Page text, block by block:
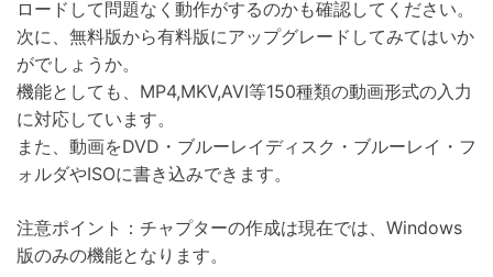
ロードして問題なく動作がするのかも確認してください。
次に、無料版から有料版にアップグレードしてみてはいか
がでしょうか。
機能としても、MP4,MKV,AVI等150種類の動画形式の入力
に対応しています。
また、動画をDVD・ブルーレイディスク・ブルーレイ・フ
ォルダやISOに書き込みできます。
注意ポイント：チャプターの作成は現在では、Windows
版のみの機能となります。